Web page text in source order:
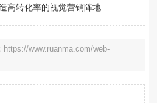
高转化率的视觉营销阵地
www.ruanma.com/web-